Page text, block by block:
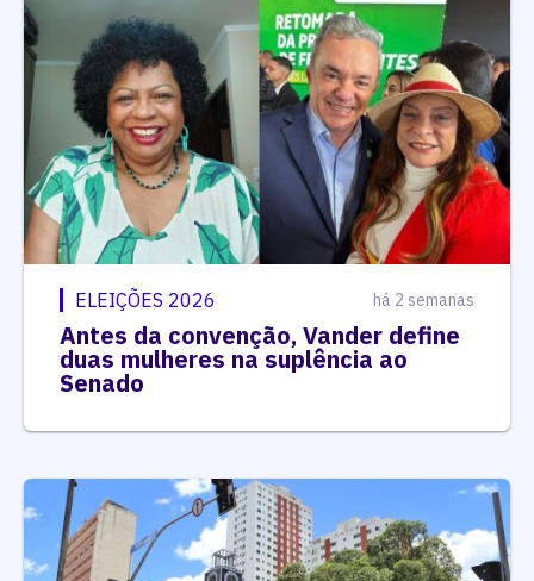
ELEIÇÕES 2026 há 2 semanas
Antes da convenção, Vander define
duas mulheres na suplência ao
Senado